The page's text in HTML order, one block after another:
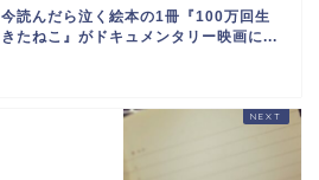
今読んだら泣く絵本の1冊『100万回生
きたねこ』がドキュメンタリー映画に...